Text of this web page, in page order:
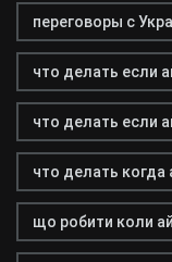
переговоры с
что делать если
что делать если
что делать когда
що робити коли